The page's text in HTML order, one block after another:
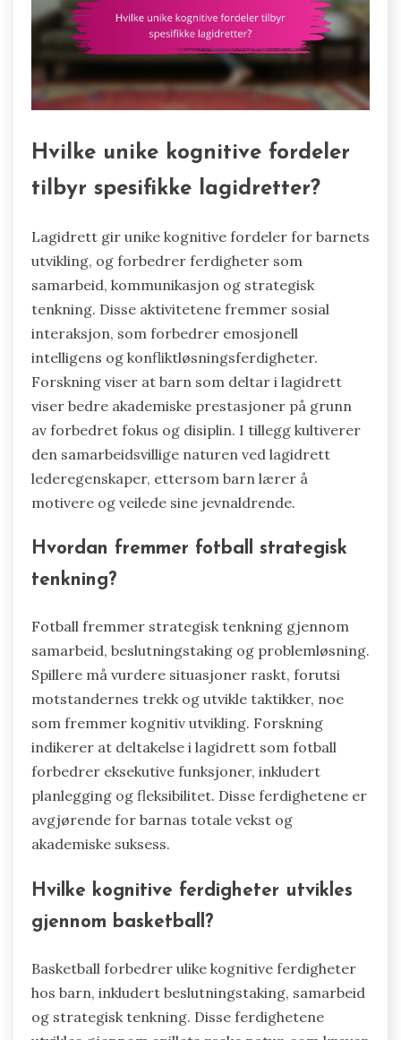
Hvilke unike kognitive fordeler
tilbyr spesifikke lagidretter?
Lagidrett gir unike kognitive fordeler for barnets
utvikling, og forbedrer ferdigheter som
samarbeid, kommunikasjon og strategisk
tenkning. Disse aktivitetene fremmer sosial
interaksjon, som forbedrer emosjonell
intelligens og konfliktløsningsferdigheter.
Forskning viser at barn som deltar i lagidrett
viser bedre akademiske prestasjoner på grunn
av forbedret fokus og disiplin. I tillegg kultiverer
den samarbeidsvillige naturen ved lagidrett
lederegenskaper, ettersom barn lærer å
motivere og veilede sine jevnaldrende.
Hvordan fremmer fotball strategisk
tenkning?
Fotball fremmer strategisk tenkning gjennom
samarbeid, beslutningstaking og problemløsning.
Spillere må vurdere situasjoner raskt, forutsi
motstandernes trekk og utvikle taktikker, noe
som fremmer kognitiv utvikling. Forskning
indikerer at deltakelse i lagidrett som fotball
forbedrer eksekutive funksjoner, inkludert
planlegging og fleksibilitet. Disse ferdighetene er
avgjørende for barnas totale vekst og
akademiske suksess.
Hvilke kognitive ferdigheter utvikles
gjennom basketball?
Basketball forbedrer ulike kognitive ferdigheter
hos barn, inkludert beslutningstaking, samarbeid
og strategisk tenkning. Disse ferdighetene